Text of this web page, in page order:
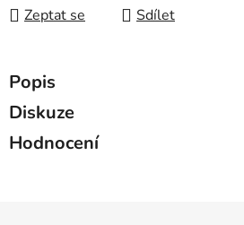
Zeptat se Sdílet
Popis
Diskuze
Hodnocení